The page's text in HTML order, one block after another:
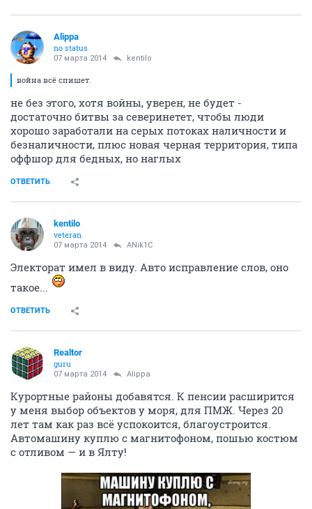
Alippa
no status
07 марта 2014 kentilo
война всё спишет.
не без этого, хотя войны, уверен, не будет -
достаточно битвы за северинетет, чтобы люди
хорошо заработали на серых потоках наличности и
безналичности, плюс новая черная территория, типа
оффшор для бедных, но наглых
ОТВЕТИТЬ
kentilo
veteran
07 марта 2014 ANik1C
Электорат имел в виду. Авто исправление слов, оно
такое...
ОТВЕТИТЬ
Realtor
guru
07 марта 2014 Alippa
Курортные районы добавятся. К пенсии расширится
у меня выбор объектов у моря, для ПМЖ. Через 20
лет там как раз всё успокоится, благоустроится.
Автомашину куплю с магнитофоном, пошью костюм
с отливом — и в Ялту!